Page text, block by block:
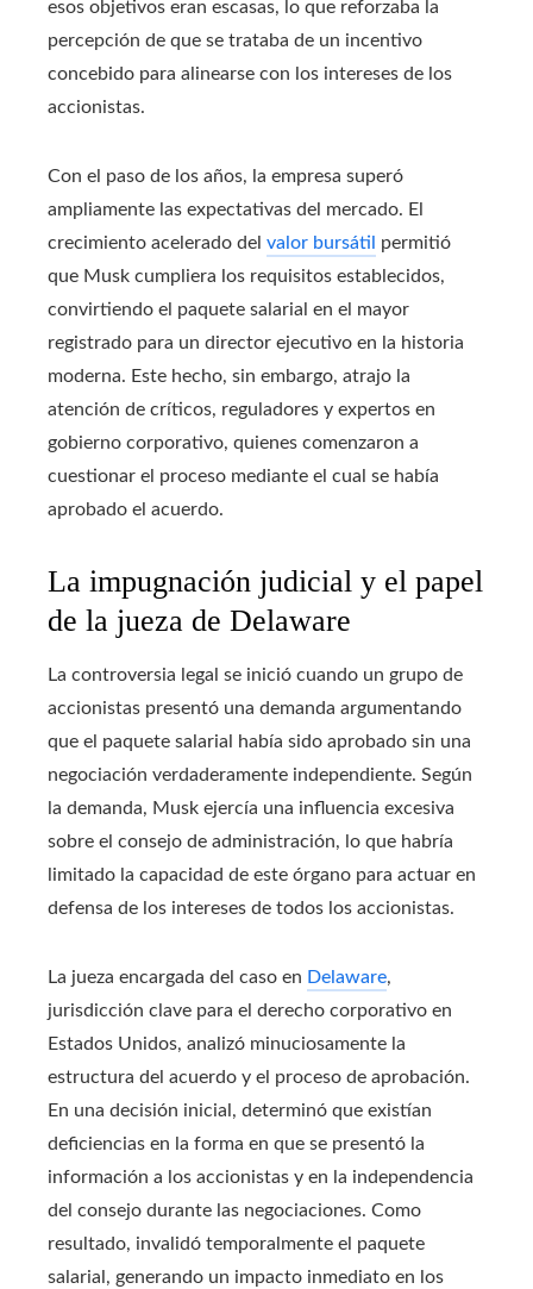
esos objetivos eran escasas, lo que reforzaba la
percepción de que se trataba de un incentivo
concebido para alinearse con los intereses de los
accionistas.
Con el paso de los años, la empresa superó
ampliamente las expectativas del mercado. El
crecimiento acelerado del valor bursátil
permitió
que Musk cumpliera los requisitos establecidos,
convirtiendo el paquete salarial en el mayor
registrado para un director ejecutivo en la historia
moderna. Este hecho, sin embargo, atrajo la
atención de críticos, reguladores y expertos en
gobierno corporativo, quienes comenzaron a
cuestionar el proceso mediante el cual se había
aprobado el acuerdo.
La impugnación judicial y el papel
de la jueza de Delaware
La controversia legal se inició cuando un grupo de
accionistas presentó una demanda argumentando
que el paquete salarial había sido aprobado sin una
negociación verdaderamente independiente. Según
la demanda, Musk ejercía una influencia excesiva
sobre el consejo de administración, lo que habría
limitado la capacidad de este órgano para actuar en
defensa de los intereses de todos los accionistas.
La jueza encargada del caso en Delaware,
jurisdicción clave para el derecho corporativo en
Estados Unidos, analizó minuciosamente la
estructura del acuerdo y el proceso de aprobación.
En una decisión inicial, determinó que existían
deficiencias en la forma en que se presentó la
información a los accionistas y en la independencia
del consejo durante las negociaciones. Como
resultado, invalidó temporalmente el paquete
salarial, generando un impacto inmediato en los